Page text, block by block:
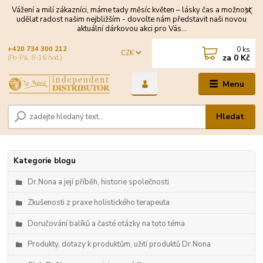
Vážení a milí zákazníci, máme tady měsíc květen – lásky čas a možnost
udělat radost našim nejbližším - dovolte nám představit naši novou
aktuální dárkovou akci pro Vás...
Menu
CZK
Hledat
+420 734 300 212
(Po-Pá, 8-16 hod.)
0 ks
za 0 Kč
Kategorie blogu
Dr.Nona a její příběh, historie společnosti
Zkušenosti z praxe holistického terapeuta
Doručování balíků a časté otázky na toto téma
Produkty, dotazy k produktům, užití produktů Dr.Nona